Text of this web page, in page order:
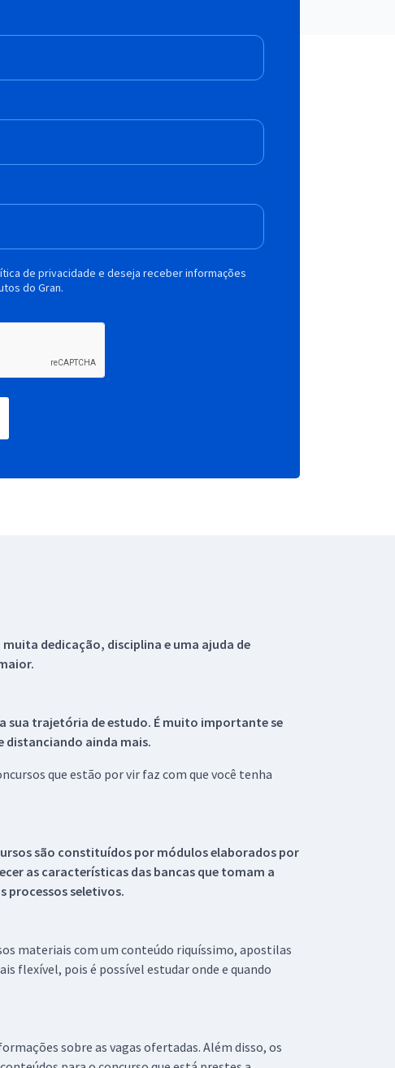
de privacidade e deseja receber informações
do Gran.
dedicação, disciplina e uma ajuda de
sua trajetória de estudo. É muito importante se
distanciando ainda mais.
que estão por vir faz com que você tenha
são constituídos por módulos elaborados por
as características das bancas que tomam a
processos seletivos.
materiais com um conteúdo riquíssimo, apostilas
flexível, pois é possível estudar onde e quando
sobre as vagas ofertadas. Além disso, os